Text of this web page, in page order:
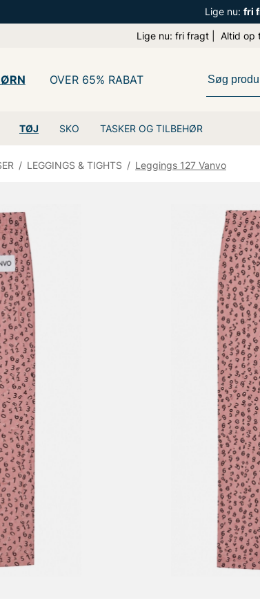
Lige nu: fri
Lige nu: fri fragt | Altid op
TØJ SKO TASKER OG TILBEHØR
OVER 65% RABAT
/ LEGGINGS & TIGHTS / Leggings 127 Vanvo